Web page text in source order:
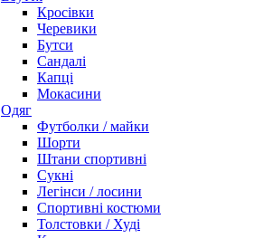
Кросівки
Черевики
Бутси
Сандалі
Капці
Мокасини
Одяг
Футболки / майки
Шорти
Штани спортивні
Сукні
Легінси / лосини
Спортивні костюми
Толстовки / Худі